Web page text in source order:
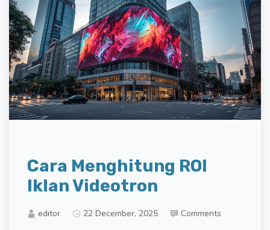
Cara Menghitung ROI
Iklan Videotron
editor 22 December, 2025 Comments